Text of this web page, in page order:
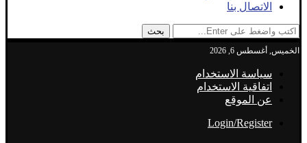
الاتصال بنا
بحث
الخميس, أغسطس 6, 2026
سياسة الاستخدام
اتفاقية الاستخدام
عن الموقع
Login/Register